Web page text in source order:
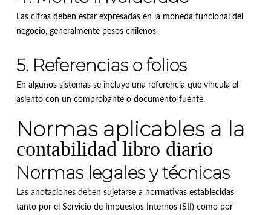
Las cifras deben estar expresadas en la moneda funcional del
negocio, generalmente pesos chilenos.
5. Referencias o folios
En algunos sistemas se incluye una referencia que vincula el
asiento con un comprobante o documento fuente.
Normas aplicables a la
contabilidad libro diario
Normas legales y técnicas
Las anotaciones deben sujetarse a normativas establecidas
tanto por el Servicio de Impuestos Internos (SII) como por